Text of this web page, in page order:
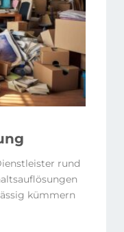
rund
kümmern